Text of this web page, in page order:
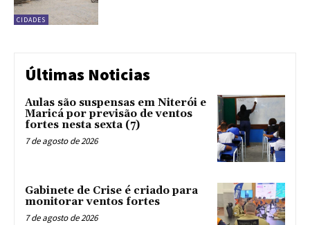
CIDADES
Últimas Noticias
Aulas são suspensas em Niterói e
Maricá por previsão de ventos
fortes nesta sexta (7)
7 de agosto de 2026
Gabinete de Crise é criado para
monitorar ventos fortes
7 de agosto de 2026